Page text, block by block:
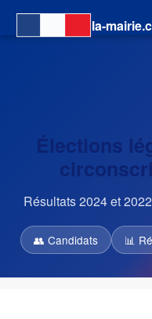
la-
Élections
Résultats 2024 et
👥 Candidats 📊